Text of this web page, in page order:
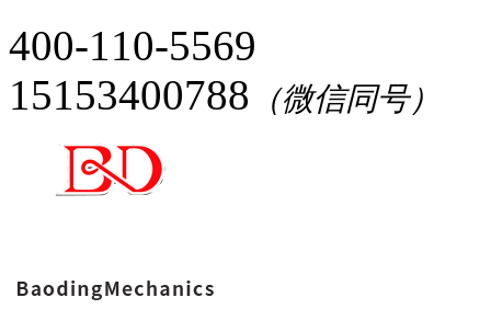
400-110-5569
15153400788 （微信同号）